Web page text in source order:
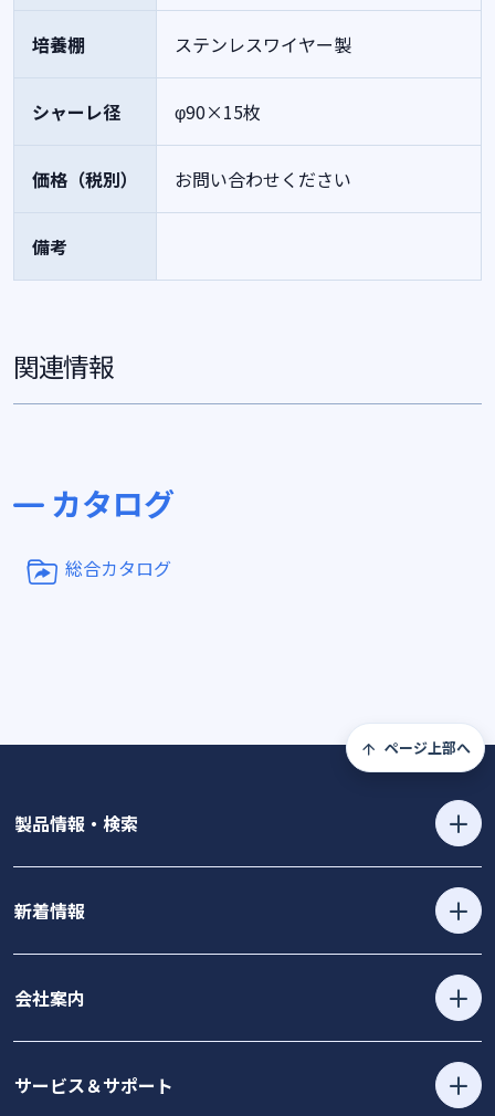
培養棚 ステンレスワイヤー製
シャーレ径 φ90×15枚
価格（税別） お問い合わせください
備考
関連情報
カタログ
総合カタログ
ページ上部へ
製品情報・検索
新着情報
会社案内
サービス＆サポート